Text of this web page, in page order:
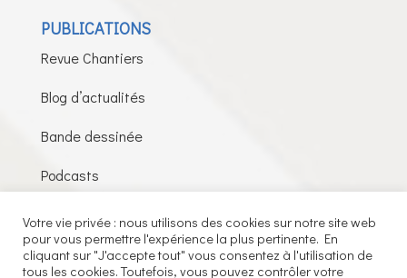
PUBLICATIONS
Revue Chantiers
Blog d’actualités
Bande dessinée
Podcasts
Fils de la Charité © 2026 – Tous droits réservés –
Votre vie privée : nous utilisons des cookies sur notre site web
pour vous permettre l'expérience la plus pertinente. En
cliquant sur "J'accepte tout" vous consentez à l'utilisation de
tous les cookies. Toutefois, vous pouvez contrôler votre